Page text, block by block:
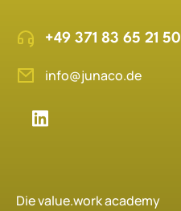
+49 371 83 65 21 50
info@junaco.de
Die value.work academy